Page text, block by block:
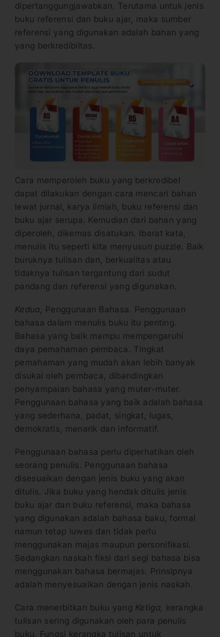
dipertanggungjawabkan. Terutama untuk jenis
buku referensi dan buku ajar, maka sumber
referensi yang digunakan adalah bahan yang
yang berkredibiltas.
Cara memperoleh buku yang berkredibel
dapat dilakukan dengan cara mencari bahan
lewat jurnal, karya ilmiah, buku referensi dan
buku ajar serupa. Kemudian dari bahan yang
diperoleh, dikemas disatukan. Ibarat kata,
menulis itu seperti kita menyusun puzzle. Baik
buruknya tulisan dan, berkualitas atau
tidaknya tulisan tergantung dari sudut
pandang dan referensi yang digunakan.
Kedua, Penggunaan Bahasa. Penggunaan
bahasa dalam menulis buku itu penting.
Bahasa yang baik mampu mempengaruhi
daya pemahaman pembaca. Tingkat
pemahaman yang mudah akan lebih banyak
disukai oleh pembaca, dibandingkan
penyampaian bahasa yang muter-muter.
Penggunaan bahasa yang baik adalah bahasa
yang sederhana, padat, singkat, lugas,
demokratis, menarik dan informatif.
Penggunaan bahasa perlu diperhatikan oleh
seorang penulis. Penggunaan bahasa
disesuaikan dengan jenis buku yang akan
ditulis. Jika buku yang hendak ditulis jenis
buku ajar dan buku referensi, maka bahasa
yang digunakan adalah bahasa baku, formal
namun tetap luwes dan tidak perlu
menggunakan majas maupun personifikasi.
Sedangkan naskah fiksi dari segi bahasa bisa
menggunakan bahasa bermajas. Prinsipnya
adalah menyesuaikan dengan jenis naskah.
Cara menerbitkan buku yang Ketiga, kerangka
tulisan sering digunakan oleh para penulis
buku. Fungsi kerangka tulisan untuk